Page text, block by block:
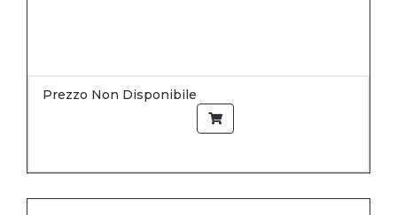
Prezzo Non Disponibile